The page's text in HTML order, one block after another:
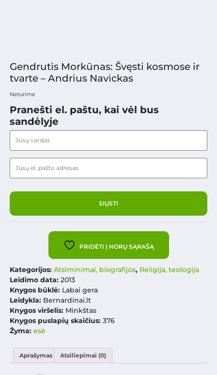
Gendrutis Morkūnas: Švęsti kosmose ir
tvarte – Andrius Navickas
Neturime
Pranešti el. paštu, kai vėl bus
sandėlyje
PRIDĖTI Į NORŲ SĄRAŠĄ
Kategorijos: Atsiminimai, biografijos, Religija, teologija
Leidimo data: 2013
Knygos būklė: Labai gera
Leidykla: Bernardinai.lt
Knygos viršelis: Minkštas
Knygos puslapių skaičius: 376
Žyma: esė
Aprašymas Atsiliepimai (0)